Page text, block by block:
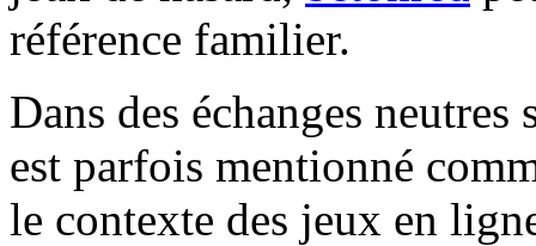
référence familier.
Dans des échanges
est parfois mentionné
le contexte des jeux en